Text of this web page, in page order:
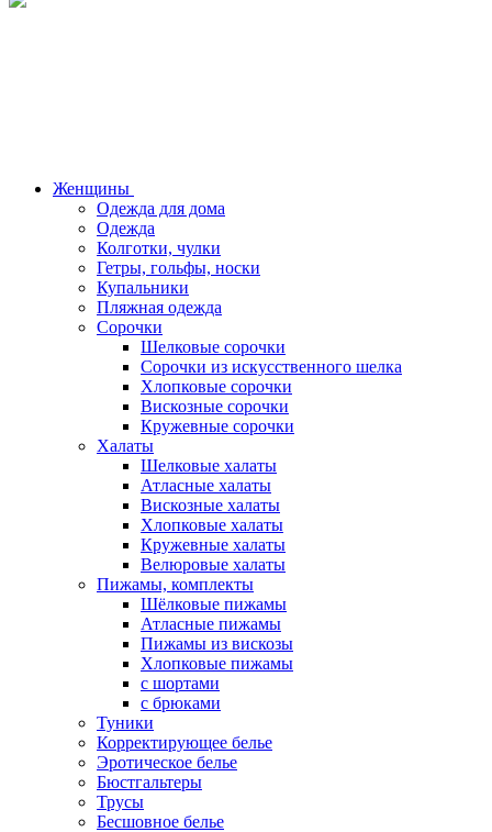
Женщины
Одежда для дома
Одежда
Колготки, чулки
Гетры, гольфы, носки
Купальники
Пляжная одежда
Сорочки
Шелковые сорочки
Сорочки из искусственного шелка
Хлопковые сорочки
Вискозные сорочки
Кружевные сорочки
Халаты
Шелковые халаты
Атласные халаты
Вискозные халаты
Хлопковые халаты
Кружевные халаты
Велюровые халаты
Пижамы, комплекты
Шёлковые пижамы
Атласные пижамы
Пижамы из вискозы
Хлопковые пижамы
с шортами
с брюками
Туники
Корректирующее белье
Эротическое белье
Бюстгальтеры
Трусы
Бесшовное белье